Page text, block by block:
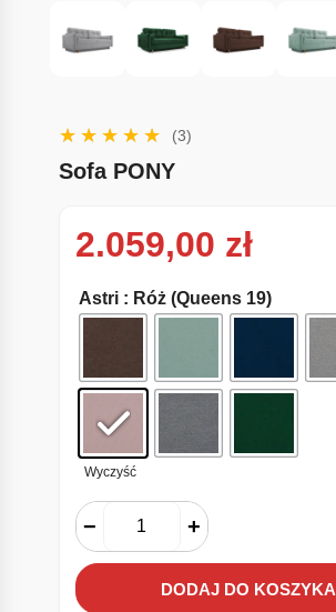
(3)
Sofa PONY
2.059,00 zł
Astri : Róż (Queens 19)
Wyczyść
− +
DODAJ DO KOSZYKA